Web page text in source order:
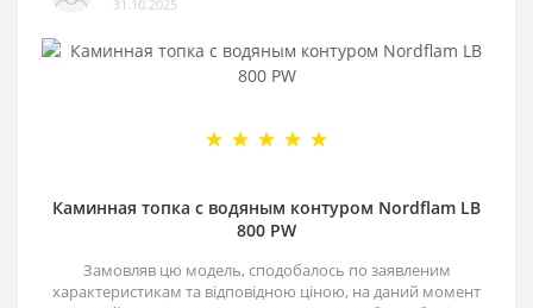
31.10.2025
Каминная топка с водяным контуром Nordflam LB
800 PW
Замовляв цю модель, сподобалось по заявленим
характеристикам та відповідною ціною, на даний момент